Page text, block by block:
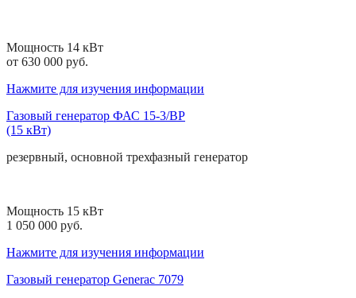
Мощность 14 кВт
от 630 000 руб.
Нажмите для изучения информации
Газовый генератор ФАС 15-3/ВР
(15 кВт)
резервный, основной трехфазный генератор
Мощность 15 кВт
1 050 000 руб.
Нажмите для изучения информации
Газовый генератор Generac 7079